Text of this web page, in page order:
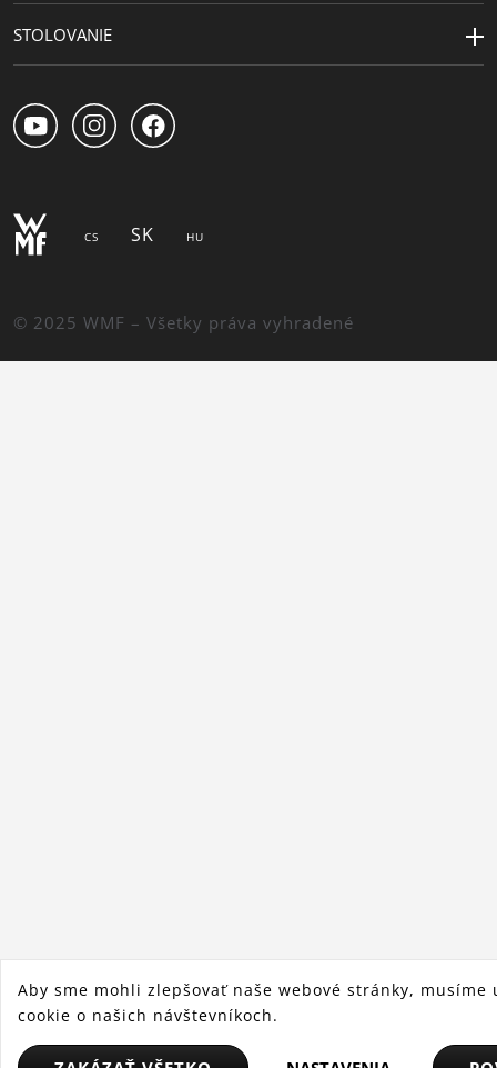
STOLOVANIE
CS SK HU
© 2025 WMF – Všetky práva vyhradené
Aby sme mohli zlepšovať naše webové stránky, musíme
cookie o našich návštevníkoch.